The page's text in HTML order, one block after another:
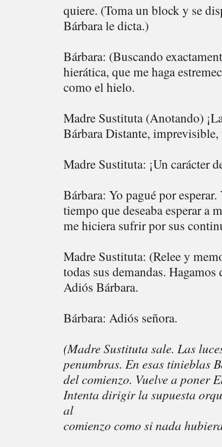
quiere. (Toma un block y se
Bárbara le dicta.)
Bárbara: (Buscando
hierática, que me haga
como el hielo.
Madre Sustituta (Anotando)
Bárbara Distante,
Madre Sustituta: ¡Un carácter
Bárbara: Yo pagué por
tiempo que deseaba esperar a
me hiciera sufrir por sus
Madre Sustituta: (Relee y
todas sus demandas.
Adiós Bárbara.
Bárbara: Adiós señora.
(Madre Sustituta sale. Las
penumbras. En esas tinieblas
del comienzo. Vuelve a poner
Intenta dirigir la supuesta
al
comienzo como si nada